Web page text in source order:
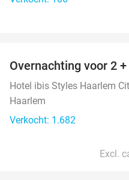
Overnachting voor 2
Hotel ibis Styles Haarlem
Haarlem
Verkocht: 1.682
Excl.